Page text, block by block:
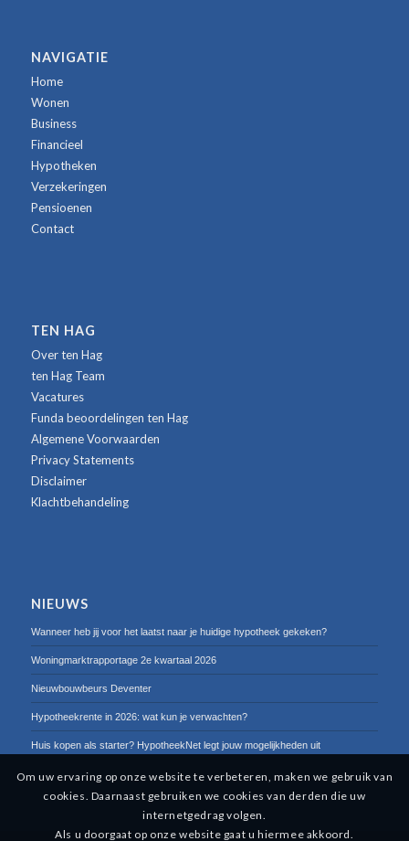
NAVIGATIE
Home
Wonen
Business
Financieel
Hypotheken
Verzekeringen
Pensioenen
Contact
TEN HAG
Over ten Hag
ten Hag Team
Vacatures
Funda beoordelingen ten Hag
Algemene Voorwaarden
Privacy Statements
Disclaimer
Klachtbehandeling
NIEUWS
Wanneer heb jij voor het laatst naar je huidige hypotheek gekeken?
Woningmarktrapportage 2e kwartaal 2026
Nieuwbouwbeurs Deventer
Hypotheekrente in 2026: wat kun je verwachten?
Huis kopen als starter? HypotheekNet legt jouw mogelijkheden uit
Om uw ervaring op onze website te verbeteren, maken we gebruik van
cookies. Daarnaast gebruiken we cookies van derden die uw
internetgedrag volgen.
Als u doorgaat op onze website gaat u hiermee akkoord.